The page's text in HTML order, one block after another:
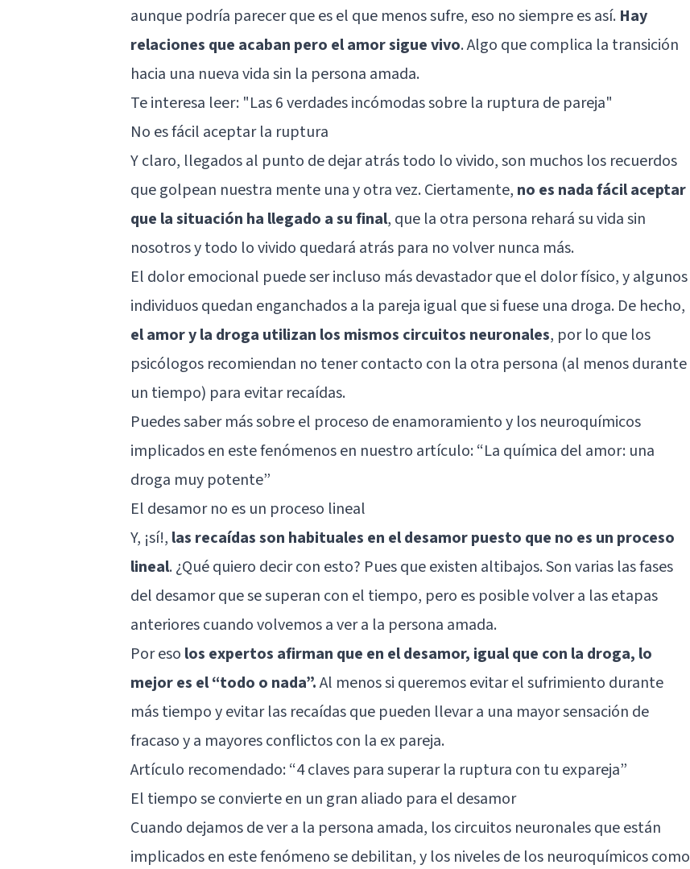
aunque podría parecer que es el que menos sufre, eso no siempre es así. Hay
relaciones que acaban pero el amor sigue vivo. Algo que complica la transición
hacia una nueva vida sin la persona amada.
Te interesa leer: "Las 6 verdades incómodas sobre la ruptura de pareja"
No es fácil aceptar la ruptura
Y claro, llegados al punto de dejar atrás todo lo vivido, son muchos los recuerdos
que golpean nuestra mente una y otra vez. Ciertamente, no es nada fácil aceptar
que la situación ha llegado a su final, que la otra persona rehará su vida sin
nosotros y todo lo vivido quedará atrás para no volver nunca más.
El dolor emocional puede ser incluso más devastador que el dolor físico, y algunos
individuos quedan enganchados a la pareja igual que si fuese una droga. De hecho,
el amor y la droga utilizan los mismos circuitos neuronales, por lo que los
psicólogos recomiendan no tener contacto con la otra persona (al menos durante
un tiempo) para evitar recaídas.
Puedes saber más sobre el proceso de enamoramiento y los neuroquímicos
implicados en este fenómenos en nuestro artículo:“La química del amor: una
droga muy potente”
El desamor no es un proceso lineal
Y, ¡sí!, las recaídas son habituales en el desamor puesto que no es un proceso
lineal. ¿Qué quiero decir con esto? Pues que existen altibajos. Son varias las fases
del desamor que se superan con el tiempo, pero es posible volver a las etapas
anteriores cuando volvemos a ver a la persona amada.
Por eso los expertos afirman que en el desamor, igual que con la droga, lo
mejor es el “todo o nada”.Al menos si queremos evitar el sufrimiento durante
más tiempo y evitar las recaídas que pueden llevar a una mayor sensación de
fracaso y a mayores conflictos con la ex pareja.
Artículo recomendado:“4 claves para superar la ruptura con tu expareja”
El tiempo se convierte en un gran aliado para el desamor
Cuando dejamos de ver a la persona amada, los circuitos neuronales que están
implicados en este fenómeno se debilitan, y los niveles de los neuroquímicoscomo